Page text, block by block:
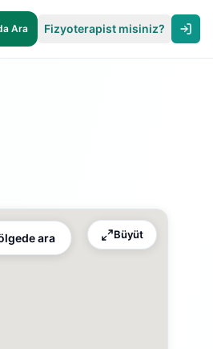
Ara Fizyoterapist misiniz?
ara Büyüt